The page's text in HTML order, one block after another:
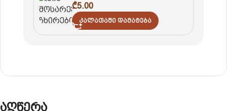
₾5.00
Კალათაში Დამატება
აღწერა